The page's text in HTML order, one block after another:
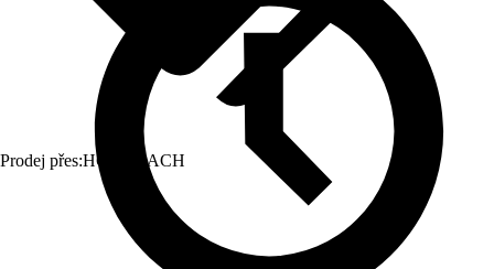
Prodej přes:HORNBACH